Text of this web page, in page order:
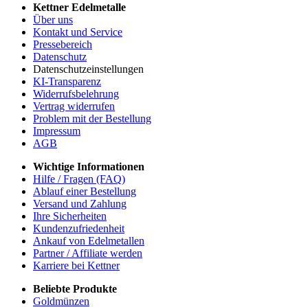
Kettner Edelmetalle
Über uns
Kontakt und Service
Pressebereich
Datenschutz
Datenschutzeinstellungen
KI-Transparenz
Widerrufsbelehrung
Vertrag widerrufen
Problem mit der Bestellung
Impressum
AGB
Wichtige Informationen
Hilfe / Fragen (FAQ)
Ablauf einer Bestellung
Versand und Zahlung
Ihre Sicherheiten
Kundenzufriedenheit
Ankauf von Edelmetallen
Partner / Affiliate werden
Karriere bei Kettner
Beliebte Produkte
Goldmünzen